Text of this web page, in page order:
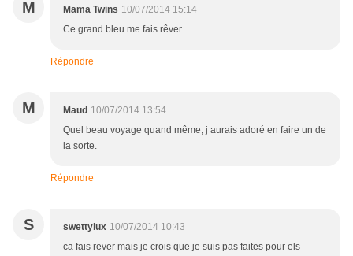
M Mama Twins 10/07/2014 15:14
Ce grand bleu me fais rêver
Répondre
M Maud 10/07/2014 13:54
Quel beau voyage quand même, j aurais adoré en faire un de
la sorte.
Répondre
S swettylux 10/07/2014 10:43
ca fais rever mais je crois que je suis pas faites pour els